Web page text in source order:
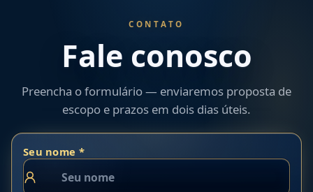
CONTATO
Fale conosco
Preencha o formulário — enviaremos proposta de
escopo e prazos em dois dias úteis.
Seu nome *